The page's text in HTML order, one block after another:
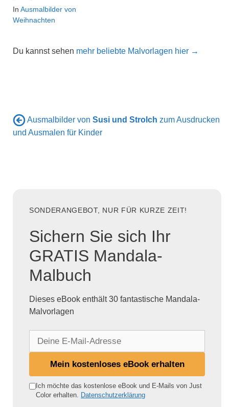
In Ausmalbilder von
Weihnachten
Du kannst sehen mehr beliebte Malvorlagen hier →
Ausmalbilder von Susi und Strolch zum Ausdrucken
und Ausmalen für Kinder
SONDERANGEBOT, NUR FÜR KURZE ZEIT!
Sichern Sie sich Ihr
GRATIS Mandala-
Malbuch
Dieses eBook enthält 30 fantastische Mandala-
Malvorlagen
e
Mein kostenloses eBook erhalten
Ich möchte das kostenlose eBook und E-Mails von Just
Color erhalten. Datenschutzerklärung